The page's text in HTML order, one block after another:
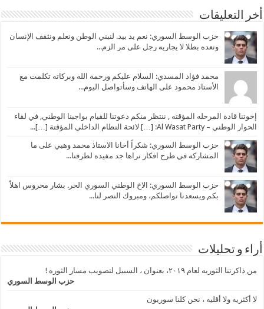
أخر التعليقات
حزب الوسط السوري: نعم يد بيد. لنبني الوطن ونعلم ونثقف الإنسان
ونعده بطلا لا يجاريه رجل على مر الزم...
محمد فؤاد المسدي: السلام عليكم ورحمة الله وبركاته تكلمت مع
الأستاذ محمود على الهاتف وسأتواصل اليوم...
إخوتنا قادة المرحله المؤقته , ننتظر منكم دعوتنا للقيام بواجبنا الوطني, في لقاء
الحوار الوطني – Al Wasat Party: […] لائحة النظام الداخلي المؤقتة […]...
حزب الوسط السوري: شكراً أخانا الاستاذ محمد وهبي على ما
المشاركه في طرح افكار نراها جد مفيده لطرفنا...
حزب الوسط السوري: الاخ الوطني السوري الحر. بشار محروس اهلاً
بكم ويسعدنا تواصلكم، ومبروك النصر لنا...
أراء و تحليلات
من ذاكرتنا الثوريه لعام ٢٠١٩، بعنوان ، السبيل لتصويب مسار الثوره !
حزب الوسط السوري
لا أكثريه ولا أقليه ، نحن كلنا سوريون